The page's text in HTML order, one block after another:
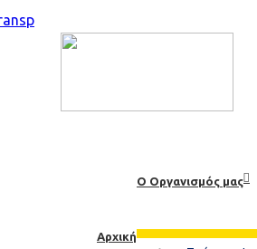
Αρχική
Ο Οργανισμός μας